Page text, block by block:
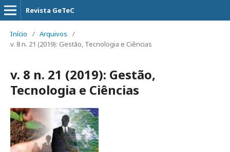
Revista GeTeC
Início / Arquivos
/
v. 8 n. 21 (2019): Gestão, Tecnologia e Ciências
v. 8 n. 21 (2019): Gestão,
Tecnologia e Ciências